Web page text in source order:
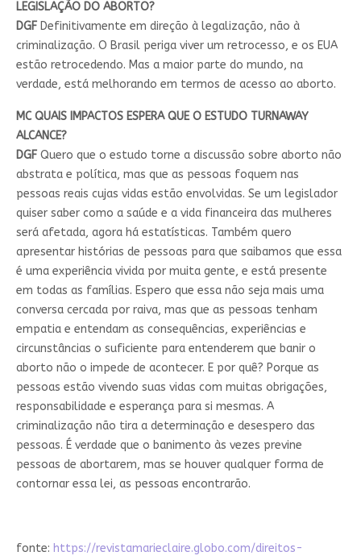
LEGISLAÇÃO DO ABORTO?
DGFDefinitivamente em direção à legalização, não à
criminalização. O Brasil periga viver um retrocesso, e os EUA
estão retrocedendo. Mas a maior parte do mundo, na
verdade, está melhorando em termos de acesso ao aborto.
MC QUAIS IMPACTOS ESPERA QUE O ESTUDO TURNAWAY
ALCANCE?
DGFQuero que o estudo torne a discussão sobre aborto não
abstrata e política, mas que as pessoas foquem nas
pessoas reais cujas vidas estão envolvidas. Se um legislador
quiser saber como a saúde e a vida financeira das mulheres
será afetada, agora há estatísticas. Também quero
apresentar histórias de pessoas para que saibamos que essa
é uma experiência vivida por muita gente, e está presente
em todas as famílias. Espero que essa não seja mais uma
conversa cercada por raiva, mas que as pessoas tenham
empatia e entendam as consequências, experiências e
circunstâncias o suficiente para entenderem que banir o
aborto não o impede de acontecer. E por quê? Porque as
pessoas estão vivendo suas vidas com muitas obrigações,
responsabilidade e esperança para si mesmas. A
criminalização não tira a determinação e desespero das
pessoas. É verdade que o banimento às vezes previne
pessoas de abortarem, mas se houver qualquer forma de
contornar essa lei, as pessoas encontrarão.
fonte: https://revistamarieclaire.globo.com/direitos-